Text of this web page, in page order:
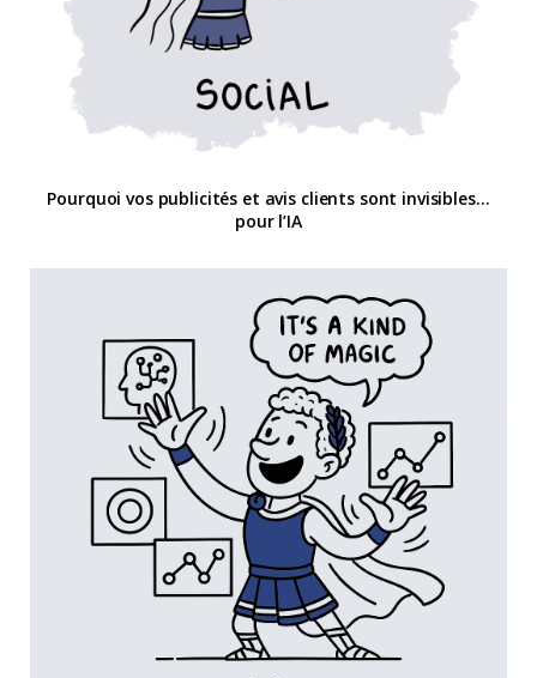
Pourquoi vos publicités et avis clients sont invisibles…
pour l’IA